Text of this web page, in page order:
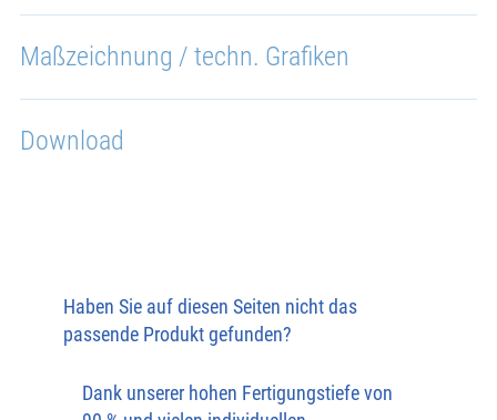
Maßzeichnung / techn. Grafiken
Download
Haben Sie auf diesen Seiten nicht das
passende Produkt gefunden?
Dank unserer hohen Fertigungstiefe von